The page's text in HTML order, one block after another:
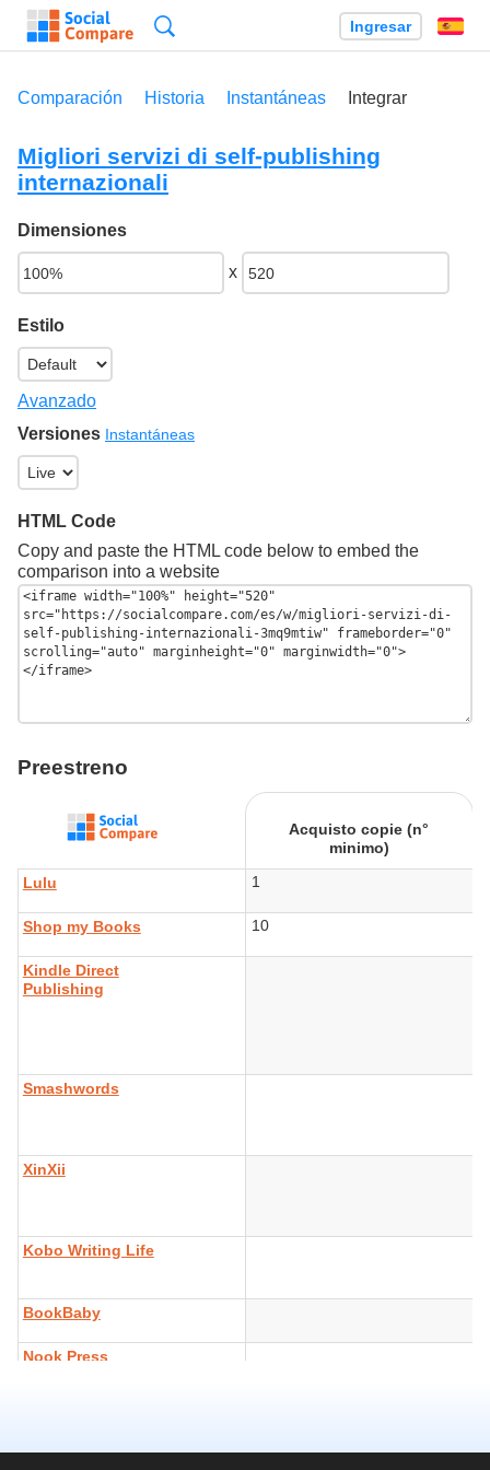
Ingresar
Comparación Historia Instantáneas Integrar
Migliori servizi di self-publishing
internazionali
Dimensiones
x
Estilo
Avanzado
Versiones Instantáneas
HTML Code
Copy and paste the HTML code below to embed the
comparison into a website
Preestreno